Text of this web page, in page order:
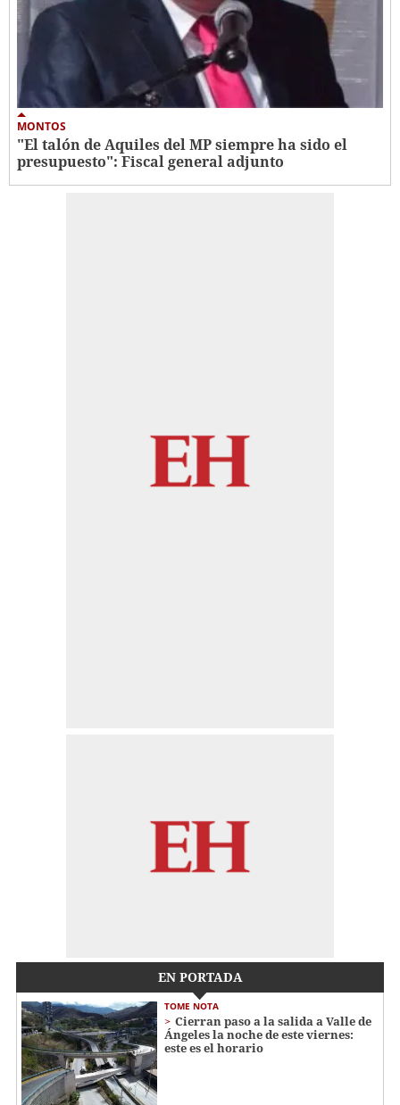
MONTOS
"El talón de Aquiles del MP siempre ha sido el
presupuesto": Fiscal general adjunto
EN PORTADA
TOME NOTA
Cierran paso a la salida a Valle de
Ángeles la noche de este viernes:
este es el horario